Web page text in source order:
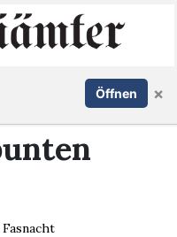
Anmelden
Fasnacht
Öffnen ×